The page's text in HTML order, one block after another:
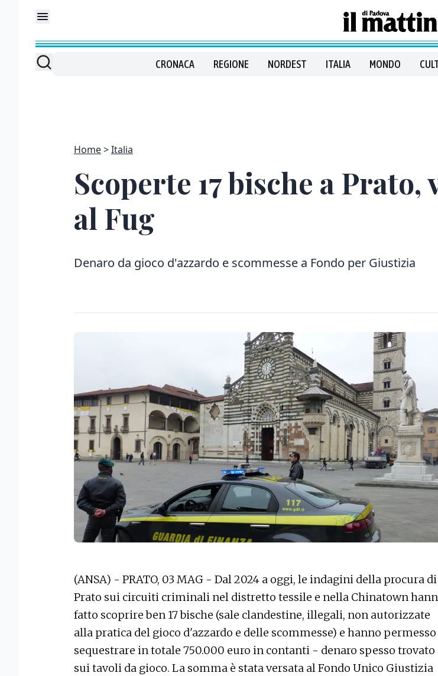
CRONACA REGIONE NORDEST ITALIA MONDO
Home Italia
Scoperte 17 bische a
al Fug
Denaro da gioco d'azzardo e scommesse a Fondo per Giustizia
(ANSA) - PRATO, 03 MAG - Dal 2024 a oggi, le indagini della procura di
Prato sui circuiti criminali nel distretto tessile e nella Chinatown
fatto scoprire ben 17 bische (sale clandestine, illegali, non autorizzate
alla pratica del gioco d'azzardo e delle scommesse) e hanno
sequestrare in totale 750.000 euro in contanti - denaro spesso trovato
sui tavoli da gioco. La somma è stata versata al Fondo Unico Giustizia